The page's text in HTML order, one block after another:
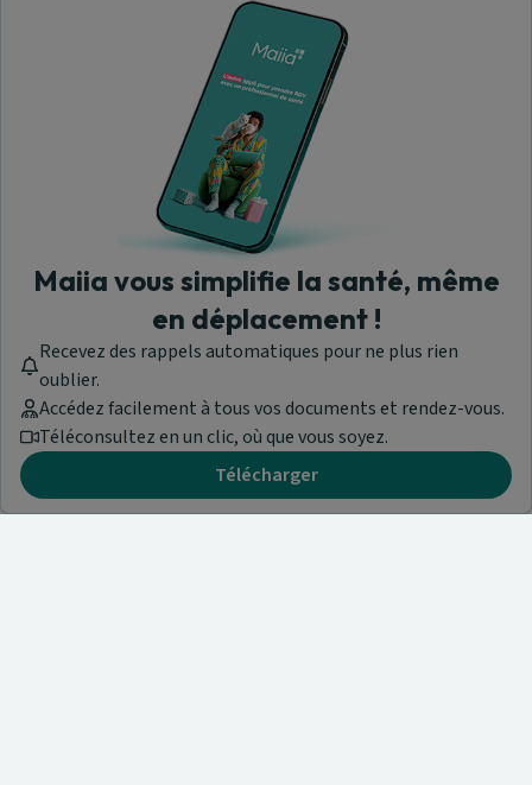
Maiia vous simplifie la santé, même
en déplacement !
Recevez des rappels automatiques pour ne plus rien
oublier.
Accédez facilement à tous vos documents et rendez-vous.
Téléconsultez en un clic, où que vous soyez.
Télécharger